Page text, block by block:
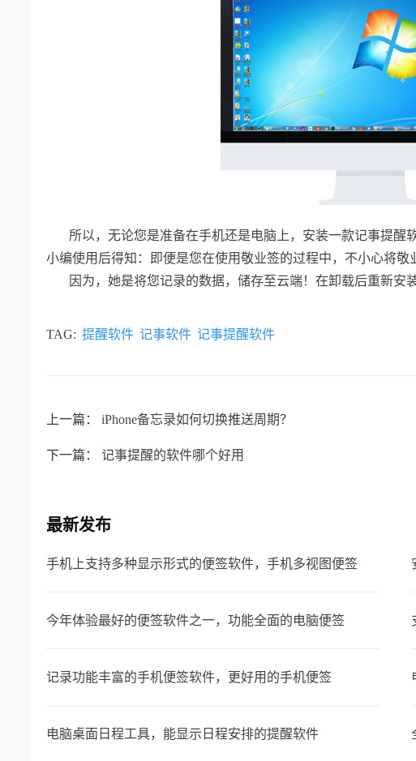
所以，无论您是准备在手机还是电脑上，安装一款记事提醒
小编使用后得知：即便是您在使用敬业签的过程中，不小心将敬
因为，她是将您记录的数据，储存至云端！在卸载后重新安
TAG: 提醒软件 记事软件 记事提醒软件
上一篇： iPhone备忘录如何切换推送周期？
下一篇： 记事提醒的软件哪个好用
最新发布
手机上支持多种显示形式的便签软件，手机多视图便签
今年体验最好的便签软件之一，功能全面的电脑便签
记录功能丰富的手机便签软件，更好用的手机便签
电脑桌面日程工具，能显示日程安排的提醒软件